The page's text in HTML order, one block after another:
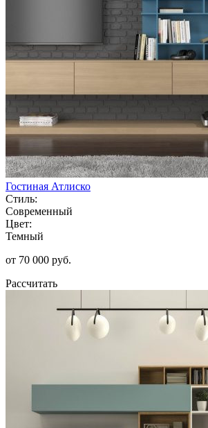
Гостиная Атлиско
Стиль:
Современный
Цвет:
Темный
от 70 000 руб.
Рассчитать